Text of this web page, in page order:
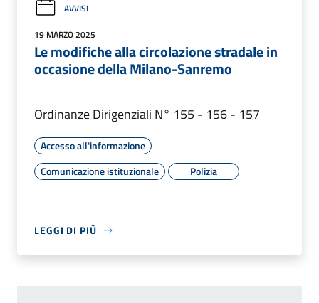
AVVISI
19 MARZO 2025
Le modifiche alla circolazione stradale in
occasione della Milano-Sanremo
Ordinanze Dirigenziali N° 155 - 156 - 157
Accesso all'informazione
Comunicazione istituzionale
Polizia
LEGGI DI PIÙ